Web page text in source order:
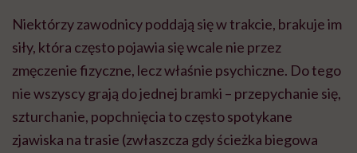
Niektórzy zawodnicy poddają się w trakcie, brakuje im
siły, która często pojawia się wcale nie przez
zmęczenie fizyczne, lecz właśnie psychiczne. Do tego
nie wszyscy grają do jednej bramki – przepychanie się,
szturchanie, popchnięcia to często spotykane
zjawiska na trasie (zwłaszcza gdy ścieżka biegowa